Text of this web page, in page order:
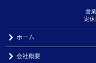
営
定休
ホーム
会社概要